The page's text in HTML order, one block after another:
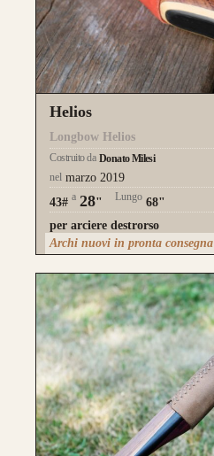
Helios
Longbow Helios
Costruito da Donato Milesi
nel marzo 2019
43# a 28" Lungo 68"
per arciere destrorso
Archi nuovi in pronta consegna